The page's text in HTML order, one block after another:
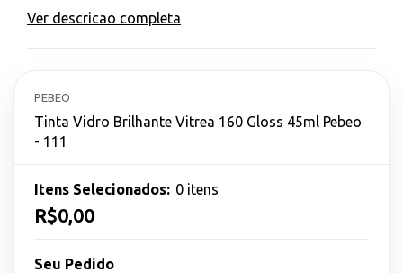
Ver descricao completa
PEBEO
Tinta Vidro Brilhante Vitrea 160 Gloss 45ml Pebeo
- 111
Itens Selecionados: 0 itens
R$0,00
Seu Pedido